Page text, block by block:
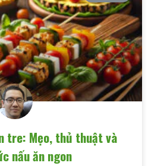
tre: Mẹo, thủ thuật và
nấu ăn ngon